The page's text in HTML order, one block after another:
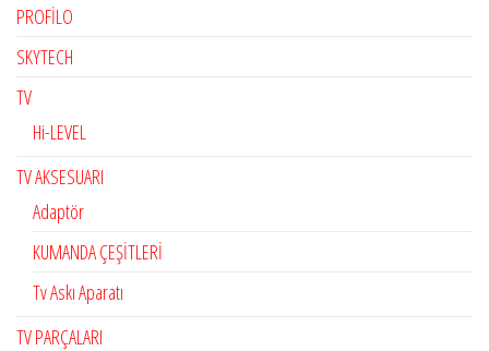
PROFİLO
SKYTECH
TV
Hi-LEVEL
TV AKSESUARI
Adaptör
KUMANDA ÇEŞİTLERİ
Tv Askı Aparatı
TV PARÇALARI